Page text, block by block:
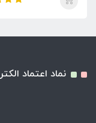
نماد اعتماد